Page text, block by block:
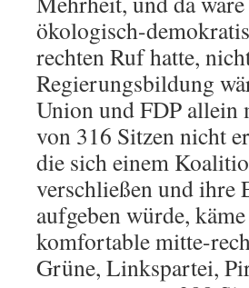
ökologisch-
rechten Ruf hatte,
Regierungsbildung
Union und FDP allein
von 316 Sitzen nicht
die sich einem
verschließen und ihre
aufgeben würde,
komfortable mitte-
Grüne, Linkspartei,